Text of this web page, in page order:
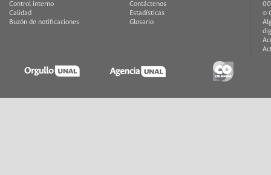
Control interno
Calidad
Buzón de notificaciones
Contáctenos
Estadísticas
Glosario
©